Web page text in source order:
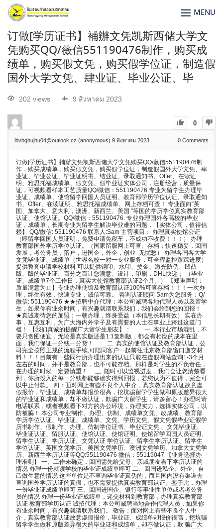
MENU
订做[学历证书】補辦文凭凯斯西储大学文
凭购买QQ/薇信551190476制作，购买成
绩单，购买假文凭，购买假学位证，制造假
国外大学文凭、肆业证、毕业公证、毕
202 views 9 สิงหาคม 2023
0
ibvbghujhu04@outlook.cz (anonymous) 9 สิงหาคม 2023 0 Comments
订做[学历证书】補辦文凭凯斯西储大学文凭购买QQ/薇信551190476制
作，购买成绩单，购买假文凭，购买假学位证，制造假国外大学文凭、肆
业证、毕业公证、毕业证明书、结业证、录取通知书、Offer、在读证
明、雅思托福成绩单、假文凭、假毕业证实体公司，注册经营，质量保
证，可视频看样本工艺质量QQ/微信：551190476.专业为留学生办理毕
业证、成绩单、使馆留学回国人员证明、教育部学历学位认证、录取通知
书、Offer、在读证明、雅思托福成绩单、网上存档可查！ 专业面向“英
国、加拿大、意大利，澳洲、新西兰、美国 ”等国的学历学位真实教育部
认证、使馆认证。QQ/微信：551190476. 专业办理国外各高校的毕业
证，成绩单，长期专业为留学生解决毕业难的问题，【实体公司，值得信
赖】 QQ/微信: 551190476 联系人:Sam 主营项目： 办理真实使馆公证
（即留学回国人员证明，免费申请免税车，不成功不收费！！！） 办理
教育部国外学历学位认证。（国家留服网上可查、存档；快速稳妥，回国
发展，考公务员，落户，进国企，外企，创业–无忧愁） 办理各国各大学
文凭毕业证、成绩单（世界名校一对一专业服务，可全程监控跟踪进度）
提供整套申请学校材料 可以提供钢印、水印、烫金、激光防伪、凹凸
版、版的毕业证、百分之百让您满意、设计，印刷，DHL快递； （毕业
证、成绩单7个工作日，真实大使馆教育部认证2个月。） 【郑重声明：
质量满意为止】专业办理使馆及教育部认证100%可查存档！！！一次办
理，终生有效，快速专业，诚信可靠。 咨询认证顾问 Sam为您服务：Q/
微信: 551190476 ★★招聘中介代理：本公司诚聘各地代理人员以及留学
生，如果你有业余时间，有兴趣就请联系我们，我们会给到您的回报！
★真诚期待您的加盟：一朝办理，终身受益（本信息长期有效） 实在办
事，互惠互利，为广大海内外学子及有需要的人士在事业上跨过这道门
槛！ 【我们真诚的提醒广大留学生朋友】： 一. 本行业市场混乱，不
要只贪图便宜，无论是真实版还是1:1复制版，都会有相应的成本在里
面，我们保证一分钱一分货！ 二. 真实的使馆认证及教育部认证，公
司完全按照正规的流程手续,可陪同客户一起前往北京教育部窗口递交材
料！！！目前有一些同行所办理出来的认证只能在虚假网站查询1-3个月
左右的时间，并不是教育部，也不可能存档。那样是对学生的不负责任，
在办理的时候一定要慎重！ 三. 随时可以监视进度，我们会让您清楚看
到，你所投入的每一分钱都能够确实得到回报，若您认为不值得，完全可
以中止付款。 四：面对网上有些不良个人中介，真实教育部认证故意虚
假报价，毕业证、成绩单却报价很高，挖坑骗留学学生做和原版差异很大
的毕业证和成绩单，却不做认证，欺骗广大留学生，请多留心！办理时请
电话联系，或者视频看下对方的办公环境，办理实力，选择实体公司，以
防被骗！ 本公司专业制作、办理、仿制、成绩单文凭、改成绩、教育部
学历学位认证、毕业证、成绩单、文凭、学历文凭、假文凭假毕业证假学
历书制作、假制作、办理、仿制学位证书、毕业证文凭 、文凭毕业证、
毕业证认证、留服认证、使馆认证、使馆证明、使馆留学回国人员证明、
留学生认证、学历认证、文凭认证 学位认证、留学生学历认证、留学生
学位认证、英国文凭学历、美国文凭学历、澳洲文凭学历、加拿大文凭学
历、新西兰学历认证等QQ:551190476 微信：55119047 【业务选择办
理准则】 一、工作未确定，回国需先给父母、亲戚朋友看下学历认证的
情况 办理一份就读学校的毕业证成绩单即可 二、回国进私企、外企、自
己做生意的情况 这些单位是不查询毕业证真伪的，而且国内没有渠道去
查询国外学历认证的真假，也不需要提供真实教育部认证。鉴于此，办理
一份毕业证成绩单即可 三、回国进国企、银行等事业性单位或者考公务
员的情况 办理一份毕业证成绩单，递交材料到教育部，办理真实教育部
认证 教育部学历认证 诚招代理：本公司诚聘当地合作代理人员，如果你
有业余时间，有兴趣就请联系我们。 敬告：面对网上有些不良个人中
介，真实教育部认证故意虚假报价，毕业证、成绩单却报价很高，挖坑骗
留学学生做和原版差异很大的毕业证和成绩单，却不做认证，欺 骗广大